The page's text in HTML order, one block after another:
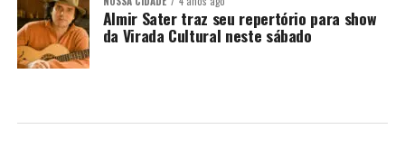
Almir Sater traz seu repertório para show
da Virada Cultural neste sábado